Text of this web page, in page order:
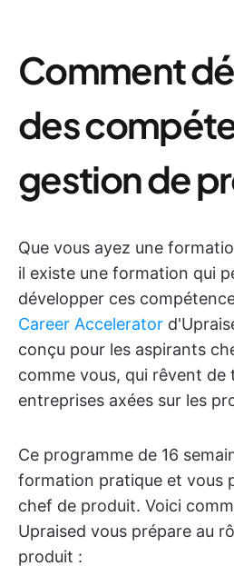
Comment
des
gestion de
Que vous ayez une
il existe une formation qui
développer ces
Career Accelerator
conçu pour les aspirants
comme vous, qui rêvent de
entreprises axées sur les
Ce programme de 16
formation pratique et vous
chef de produit. Voici
Upraised vous prépare au
produit :